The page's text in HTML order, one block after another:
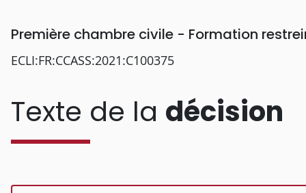
Première chambre civile - Formation
ECLI:FR:CCASS:2021:C100375
Texte de la décision